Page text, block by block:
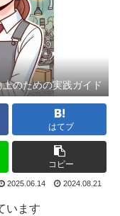
のための実践ガイド
はてブ
コピー
2025.06.14 2024.08.21
います